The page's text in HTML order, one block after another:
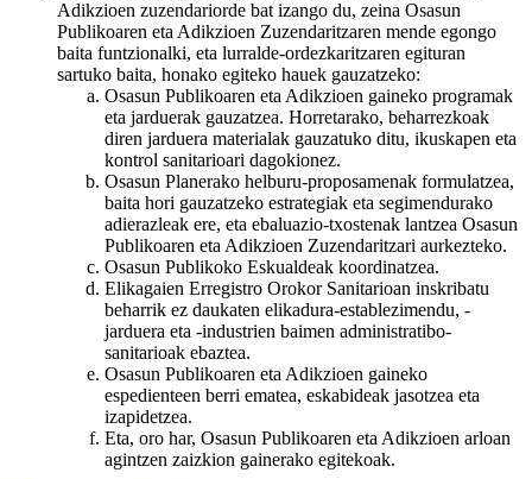
Adikzioen zuzendariorde bat izango du, zeina Osasun
Publikoaren eta Adikzioen Zuzendaritzaren mende egongo
baita funtzionalki, eta lurralde-ordezkaritzaren egituran
sartuko baita, honako egiteko hauek gauzatzeko:
Osasun Publikoaren eta Adikzioen gaineko programak
eta jarduerak gauzatzea. Horretarako, beharrezkoak
diren jarduera materialak gauzatuko ditu, ikuskapen eta
kontrol sanitarioari dagokionez.
Osasun Planerako helburu-proposamenak formulatzea,
baita hori gauzatzeko estrategiak eta segimendurako
adierazleak ere, eta ebaluazio-txostenak lantzea Osasun
Publikoaren eta Adikzioen Zuzendaritzari aurkezteko.
Osasun Publikoko Eskualdeak koordinatzea.
Elikagaien Erregistro Orokor Sanitarioan inskribatu
beharrik ez daukaten elikadura-establezimendu, -
jarduera eta -industrien baimen administratibo-
sanitarioak ebaztea.
Osasun Publikoaren eta Adikzioen gaineko
espedienteen berri ematea, eskabideak jasotzea eta
izapidetzea.
Eta, oro har, Osasun Publikoaren eta Adikzioen arloan
agintzen zaizkion gainerako egitekoak.